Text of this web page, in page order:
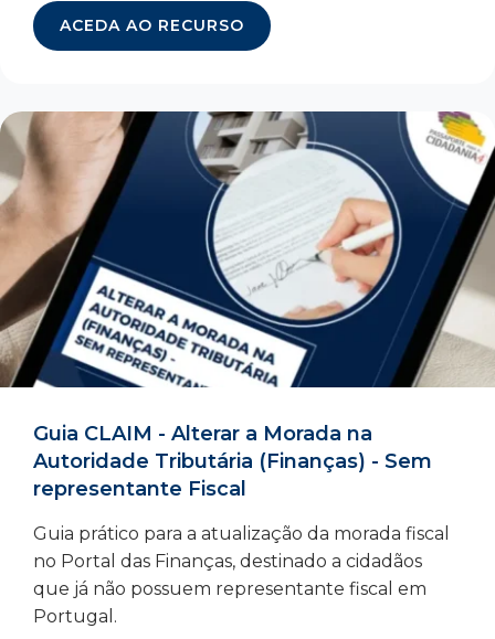
ACEDA AO RECURSO
Guia CLAIM - Alterar a Morada na
Autoridade Tributária (Finanças) - Sem
representante Fiscal
Guia prático para a atualização da morada fiscal
no Portal das Finanças, destinado a cidadãos
que já não possuem representante fiscal em
Portugal.